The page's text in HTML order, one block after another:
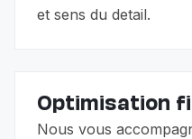
et sens du detail.
Optimisation
Nous vous